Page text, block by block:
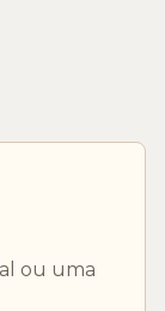
ou uma